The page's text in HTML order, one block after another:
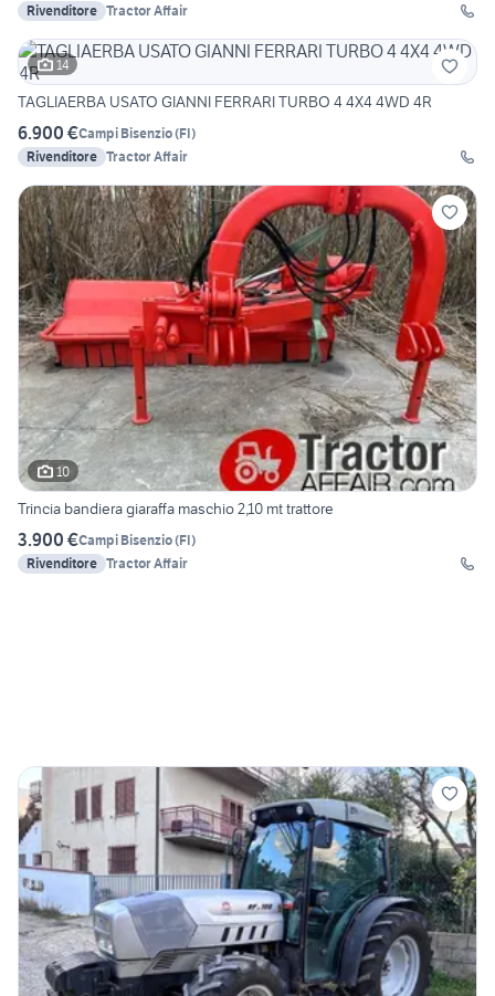
Rivenditore Tractor Affair
14
TAGLIAERBA USATO GIANNI FERRARI TURBO 4 4X4 4WD 4R
6.900 €Campi Bisenzio(FI)
Rivenditore Tractor Affair
10
Trincia bandiera giaraffa maschio 2,10 mt trattore
3.900 €Campi Bisenzio(FI)
Rivenditore Tractor Affair